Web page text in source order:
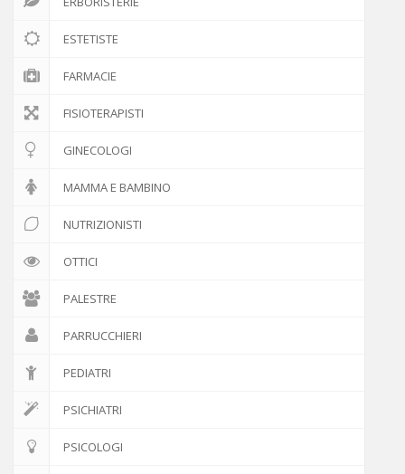
ESTETISTE
FARMACIE
FISIOTERAPISTI
GINECOLOGI
MAMMA E BAMBINO
NUTRIZIONISTI
OTTICI
PALESTRE
PARRUCCHIERI
PEDIATRI
PSICHIATRI
PSICOLOGI